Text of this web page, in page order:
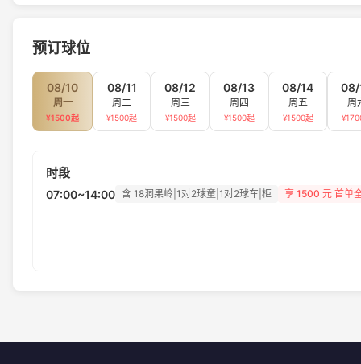
预订球位
08/10
周一
¥1500起
08/11
周二
¥1500起
08/12
周三
¥1500起
08/13
周四
¥1500起
08/14
周五
¥1500起
08/
周
¥
时段
07:00~14:00 含 18洞果岭|1对2球童|1对2球车|柜 享 1500 元 首单